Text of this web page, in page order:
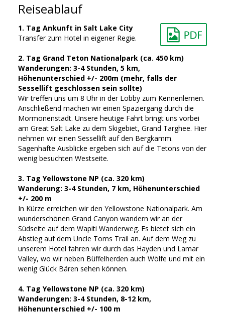
Reiseablauf
1. Tag Ankunft in Salt Lake City
Transfer zum Hotel in eigener Regie.
2. Tag Grand Teton Nationalpark (ca. 450 km)
Wanderungen: 3-4 Stunden, 5 km,
Höhenunterschied +/- 200m (mehr, falls der
Sessellift geschlossen sein sollte)
Wir treffen uns um 8 Uhr in der Lobby zum Kennenlernen.
Anschließend machen wir einen Spaziergang durch die
Mormonenstadt. Unsere heutige Fahrt bringt uns vorbei
am Great Salt Lake zu dem Skigebiet, Grand Targhee. Hier
nehmen wir einen Sessellift auf den Bergkamm.
Sagenhafte Ausblicke ergeben sich auf die Tetons von der
wenig besuchten Westseite.
3. Tag Yellowstone NP (ca. 320 km)
Wanderung: 3-4 Stunden, 7 km, Höhenunterschied
+/- 200 m
In Kürze erreichen wir den Yellowstone Nationalpark. Am
wunderschönen Grand Canyon wandern wir an der
Südseite auf dem Wapiti Wanderweg. Es bietet sich ein
Abstieg auf dem Uncle Toms Trail an. Auf dem Weg zu
unserem Hotel fahren wir durch das Hayden und Lamar
Valley, wo wir neben Büffelherden auch Wölfe und mit ein
wenig Glück Bären sehen können.
4. Tag Yellowstone NP (ca. 320 km)
Wanderungen: 3-4 Stunden, 8-12 km,
Höhenunterschied +/- 100 m